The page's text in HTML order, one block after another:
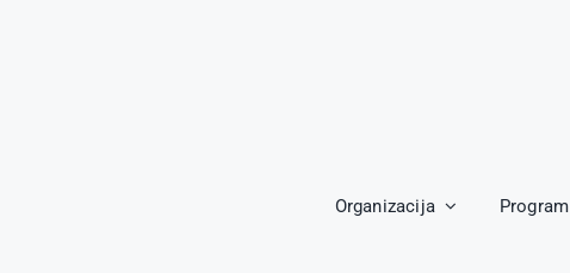
Organizacija Program